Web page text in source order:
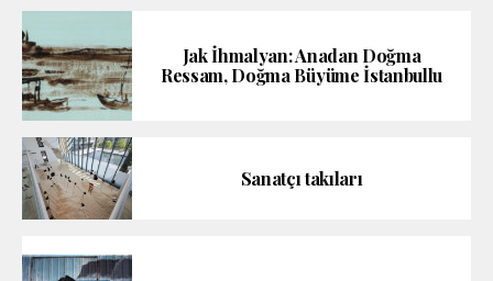
Jak İhmalyan: Anadan Doğma
Ressam, Doğma Büyüme İstanbullu
Sanatçı takıları